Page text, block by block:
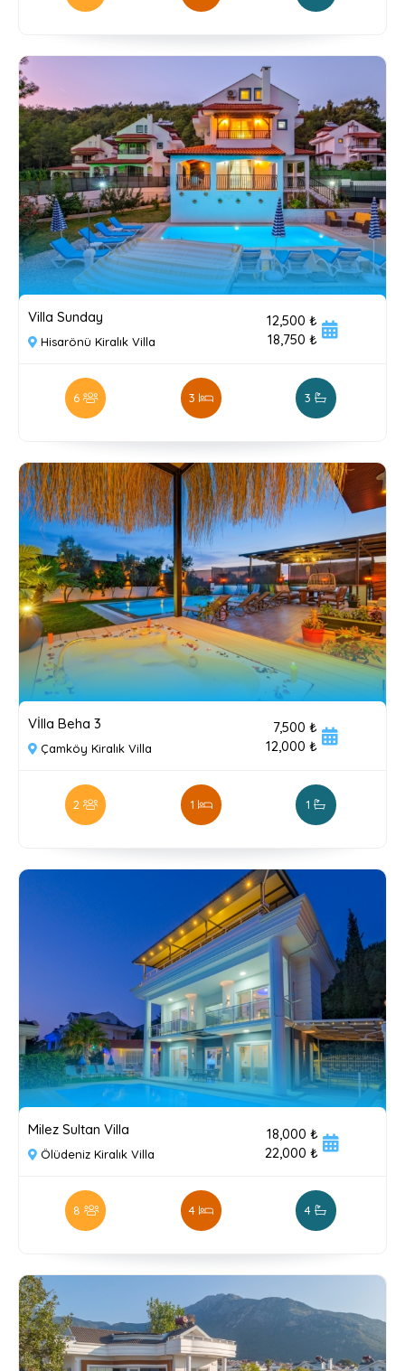
Villa Sunday
Hisarönü Kiralık Villa
12,500 ₺
18,750 ₺
6 3 3
Vİlla Beha 3
Çamköy Kiralık Villa
7,500 ₺
12,000 ₺
2 1 1
Milez Sultan Villa
Ölüdeniz Kiralık Villa
18,000 ₺
22,000 ₺
8 4 4